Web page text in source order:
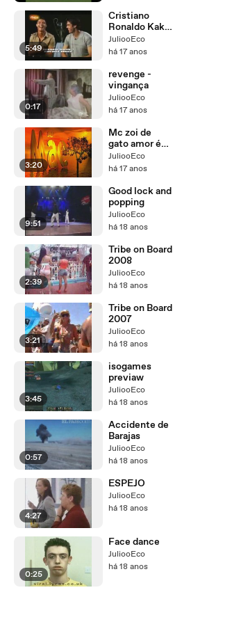
5:49
Cristiano
Ronaldo Kaká
(K8) TVE
subtitulada en
JuliooEco
há 17 anos
0:17
revenge -
vingança
JuliooEco
há 17 anos
3:20
Mc zoi de
gato amor é
só de mãe
JuliooEco
há 17 anos
9:51
Good lock and
popping
JuliooEco
há 18 anos
2:39
Tribe on Board
2008
JuliooEco
há 18 anos
3:21
Tribe on Board
2007
JuliooEco
há 18 anos
3:45
isogames
previaw
JuliooEco
há 18 anos
0:57
Accidente de
Barajas
JuliooEco
há 18 anos
4:27
ESPEJO
JuliooEco
há 18 anos
0:25
Face dance
JuliooEco
há 18 anos